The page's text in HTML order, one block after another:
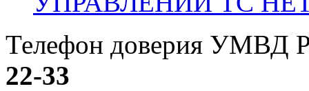
Телефон доверия УМВД
22-33